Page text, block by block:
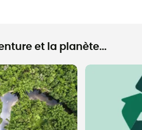
et la planète...